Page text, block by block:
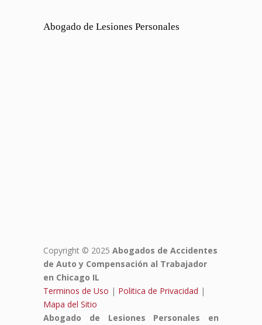
Abogado de Lesiones Personales
Copyright © 2025 Abogados de Accidentes
de Auto y Compensación al Trabajador
en Chicago IL
Terminos de Uso | Politica de Privacidad |
Mapa del Sitio
Abogado de Lesiones Personales en